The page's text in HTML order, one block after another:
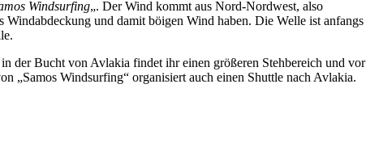
Windsurfing„. Der Wind kommt aus Nord-Nordwest, also
und damit böigen Wind haben. Die Welle ist anfangs
der Bucht von Avlakia findet ihr einen größeren Stehbereich und vor
„Samos Windsurfing“ organisiert auch einen Shuttle nach Avlakia.